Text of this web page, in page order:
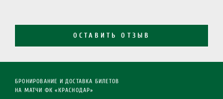
ОСТАВИТЬ ОТЗЫВ
БРОНИРОВАНИЕ И ДОСТАВКА БИЛЕТОВ
НА МАТЧИ ФК «КРАСНОДАР»